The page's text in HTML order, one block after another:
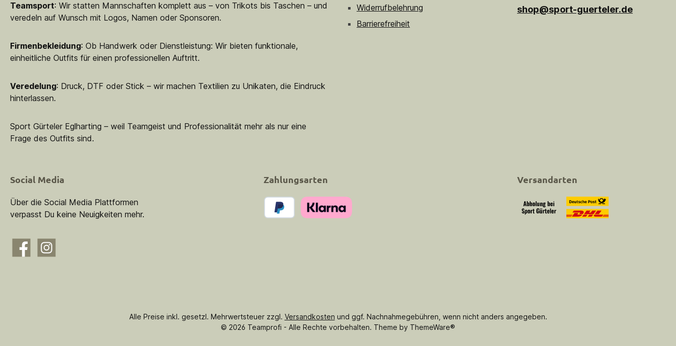
Teamsport: Wir statten Mannschaften komplett aus – von Trikots bis Taschen – und
veredeln auf Wunsch mit Logos, Namen oder Sponsoren.
Firmenbekleidung: Ob Handwerk oder Dienstleistung: Wir bieten funktionale,
einheitliche Outfits für einen professionellen Auftritt.
Veredelung: Druck, DTF oder Stick – wir machen Textilien zu Unikaten, die Eindruck
hinterlassen.
Sport Gürteler Eglharting – weil Teamgeist und Professionalität mehr als nur eine
Frage des Outfits sind.
Widerrufbelehrung
Barrierefreiheit
shop@sport-guerteler.de
Social Media
Über die Social Media Plattformen
verpasst Du keine Neuigkeiten mehr.
FacebookInstagram
Zahlungsarten Versandarten
Alle Preise inkl. gesetzl. Mehrwertsteuer zzgl. Versandkosten und ggf. Nachnahmegebühren, wenn nicht anders angegeben.
© 2026 Teamprofi - Alle Rechte vorbehalten. Theme by ThemeWare®